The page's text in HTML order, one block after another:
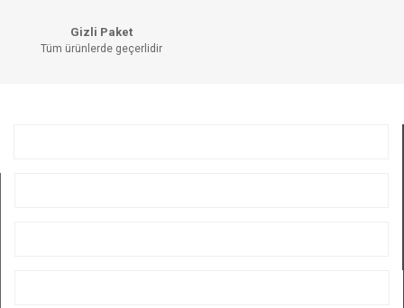
Gizli Paket
Tüm ürünlerde geçerlidir